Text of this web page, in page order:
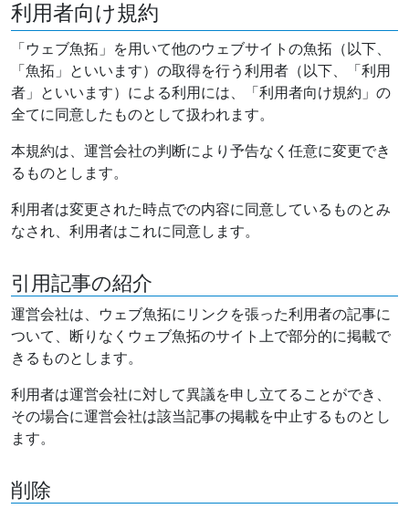
利用者向け規約
「ウェブ魚拓」を用いて他のウェブサイトの魚拓（以下、
「魚拓」といいます）の取得を行う利用者（以下、「利用
者」といいます）による利用には、「利用者向け規約」の
全てに同意したものとして扱われます。
本規約は、運営会社の判断により予告なく任意に変更でき
るものとします。
利用者は変更された時点での内容に同意しているものとみ
なされ、利用者はこれに同意します。
引用記事の紹介
運営会社は、ウェブ魚拓にリンクを張った利用者の記事に
ついて、断りなくウェブ魚拓のサイト上で部分的に掲載で
きるものとします。
利用者は運営会社に対して異議を申し立てることができ、
その場合に運営会社は該当記事の掲載を中止するものとし
ます。
削除